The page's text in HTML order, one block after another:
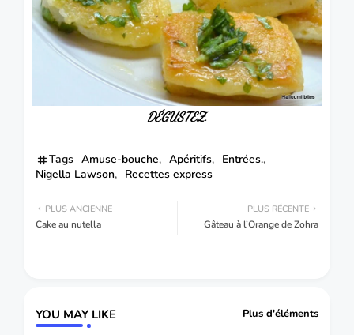
DÉGUSTEZ.
Tags Amuse-bouche Apéritifs
Entrées.
Nigella Lawson
Recettes express
PLUS RÉCENTE
Gâteau à l’Orange de Zohra
PLUS ANCIENNE
Cake au nutella
YOU MAY LIKE Plus d'éléments